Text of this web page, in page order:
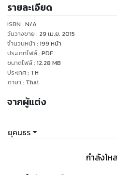
ใจตัวเองสักที
ลูซีออง ไม่คิดมาก่อนว่า ยัยขนมพุ
เขาอายุยี่สิบห้า โตมาแล้วจะเป็นสา
ยวนให้ภมรอย่างเขาอยากจะลิ้มลอ
เขาจะทำได้อย่างไร ในเมื่อเธอคือลู
เท่ากับเป็นน้องสาวของเขาเช่นกัน
เดียวคือ ‘ตัดใจ’
เพื่อจะเอาชนะใจมาเฟียหนุ่มให้บร
คอยฉะกับบรรดาสาวๆ ที่เข้ามาพัว
หน้ากับศัตรูทางธุรกิจที่จ้องจะทำลา
ต้องมาลุ้นกันแล้วว่า ทั้งคู่จะฝ่าฝันอั
รายละเอียด
ISBN : N/A
วันวางขาย : 29 เม.ย. 2015
จำนวนหน้า : 199 หน้า
ประเภทไฟล์: PDF
ขนาดไฟล์: 12.28 MB
ประเทศ: TH
ภาษา : Thai
จากผู้แต่ง
ยุคนธร
กำลังโห